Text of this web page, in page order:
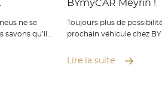
ne se
qu’ils
Où
BYmyCAR Meyrin !
Toujours plus de
prochain véhicule chez
s’installent à Meyrin pour
Lire la suite